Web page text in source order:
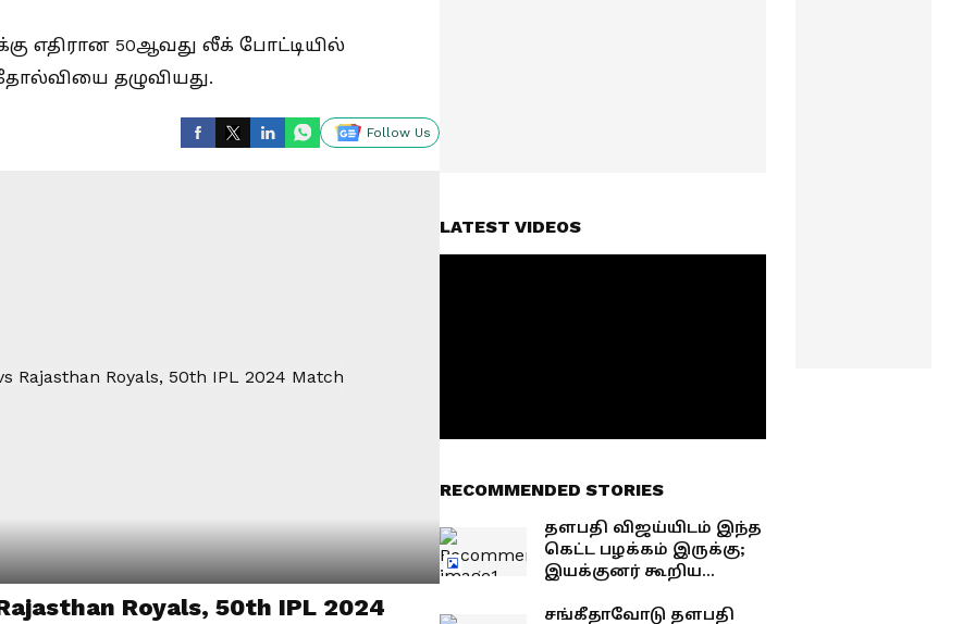
எதிரான 50ஆவது லீக் போட்டியில்
தழுவியது.
Follow Us
Royals, 50th IPL 2024
LATEST VIDEOS
RECOMMENDED STORIES
தளபதி விஜய்யிடம் இந்த
கெட்ட பழக்கம் இருக்கு;
இயக்குனர் கூறிய
சங்கீதாவோடு தளபதி